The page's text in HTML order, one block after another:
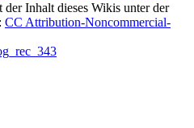
der Inhalt dieses Wikis unter der
CC Attribution-Noncommercial-